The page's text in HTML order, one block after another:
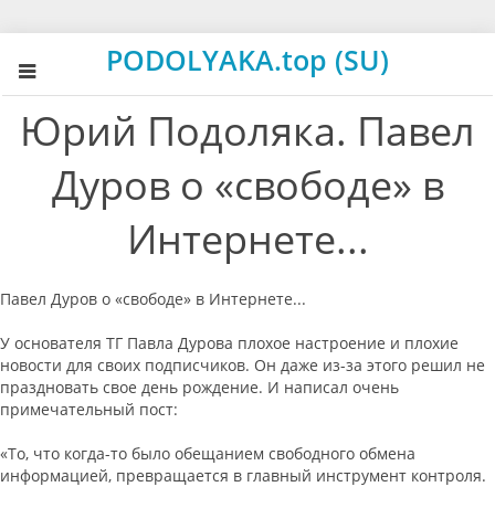
PODOLYAKA.top (SU)
Юрий Подоляка. Павел
Дуров о «свободе» в
Интернете...
Павел Дуров о «свободе» в Интернете...
У основателя ТГ Павла Дурова плохое настроение и плохие
новости для своих подписчиков. Он даже из-за этого решил не
праздновать свое день рождение. И написал очень
примечательный пост:
«То, что когда-то было обещанием свободного обмена
информацией, превращается в главный инструмент контроля.